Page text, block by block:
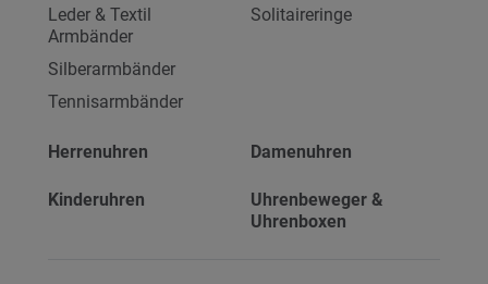
Leder & Textil
Armbänder
Silberarmbänder
Tennisarmbänder
Solitaireringe
Herrenuhren Damenuhren
Kinderuhren
Uhrenbeweger &
Uhrenboxen